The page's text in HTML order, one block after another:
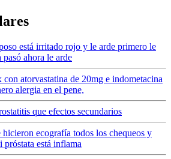
está irritado rojo y le arde primero le
ahora le arde
atorvastatina de 20mg e indometacina
alergia en el pene,
que efectos secundarios
ecografía todos los chequeos y
próstata está inflama